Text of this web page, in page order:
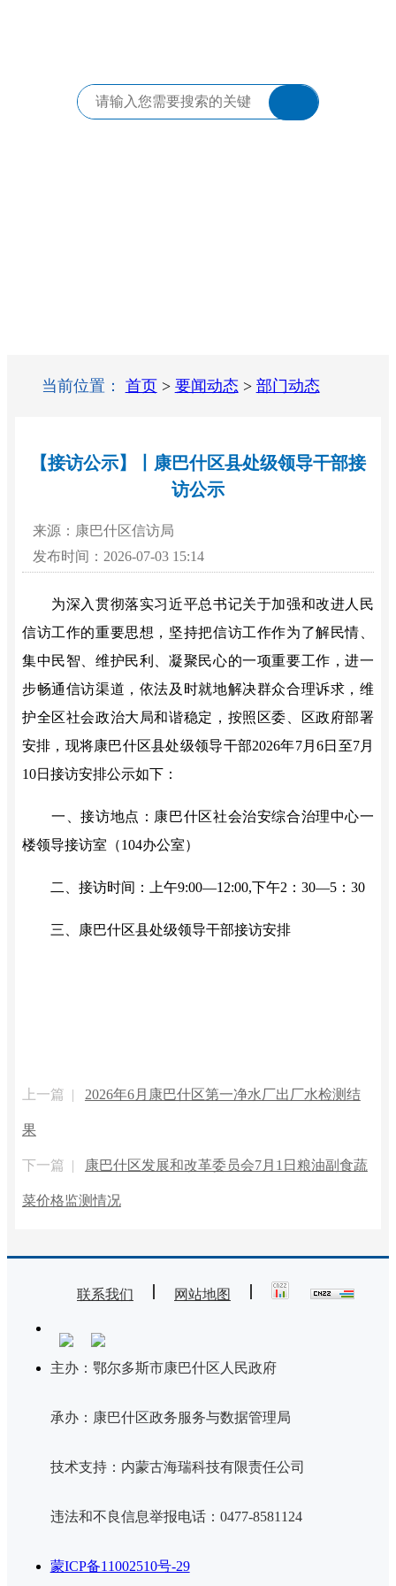
当前位置： 首页 > 要闻动态 > 部门动态
【接访公示】丨康巴什区县处级领导干部接
访公示
来源：康巴什区信访局
发布时间：2026-07-03 15:14
为深入贯彻落实习近平总书记关于加强和改进人民
信访工作的重要思想，坚持把信访工作作为了解民情、
集中民智、维护民利、凝聚民心的一项重要工作，进一
步畅通信访渠道，依法及时就地解决群众合理诉求，维
护全区社会政治大局和谐稳定，按照区委、
区政府部署
安排，现将康巴什区县处级领导干部2026年7月6日至7月
10日接访安排公示如下：
一、接访地点：康巴什区社会治安综合治理中心一
楼领导接访室（104办公室）
二、接访时间：上午9:00—12:00,下午2： 30—5： 30
三、康巴什区县处级领导干部接访安排
上一篇 | 2026年6月康巴什区第一净水厂出厂水检测结
果
下一篇 | 康巴什区发展和改革委员会7月1日粮油副食蔬
菜价格监测情况
联系我们 网站地图
主办：鄂尔多斯市康巴什区人民政府
承办：康巴什区政务服务与数据管理局
技术支持：内蒙古海瑞科技有限责任公司
违法和不良信息举报电话：0477-8581124
蒙ICP备11002510号-29